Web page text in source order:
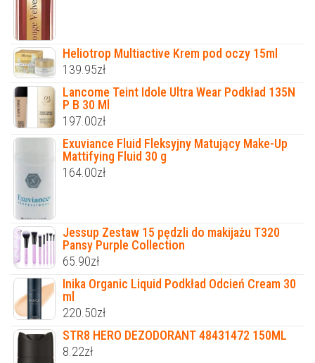
Heliotrop Multiactive Krem pod oczy 15ml
139.95zł
Lancome Teint Idole Ultra Wear Podkład 135N
P B 30 Ml
197.00zł
Exuviance Fluid Fleksyjny Matujący Make-Up
Mattifying Fluid 30 g
164.00zł
Jessup Zestaw 15 pędzli do makijażu T320
Pansy Purple Collection
65.90zł
Inika Organic Liquid Podkład Odcień Cream 30
ml
220.50zł
STR8 HERO DEZODORANT 48431472 150ML
8.22zł